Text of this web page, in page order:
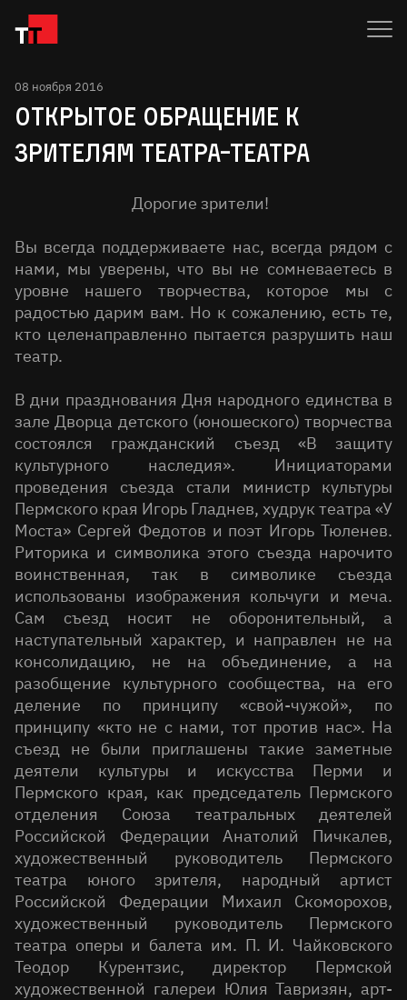
08 ноября 2016
Открытое обращение к
зрителям Театра-Театра
Дорогие зрители!
Вы всегда поддерживаете нас, всегда рядом с
нами, мы уверены, что вы не сомневаетесь в
уровне нашего творчества, которое мы с
радостью дарим вам. Но к сожалению, есть те,
кто целенаправленно пытается разрушить наш
театр.
В дни празднования Дня народного единства в
зале Дворца детского (юношеского) творчества
состоялся гражданский съезд «В защиту
культурного наследия». Инициаторами
проведения съезда стали министр культуры
Пермского края Игорь Гладнев, худрук театра «У
Моста» Сергей Федотов и поэт Игорь Тюленев.
Риторика и символика этого съезда нарочито
воинственная, так в символике съезда
использованы изображения кольчуги и меча.
Сам съезд носит не оборонительный, а
наступательный характер, и направлен не на
консолидацию, не на объединение, а на
разобщение культурного сообщества, на его
деление по принципу «свой-чужой», по
принципу «кто не с нами, тот против нас». На
съезд не были приглашены такие заметные
деятели культуры и искусства Перми и
Пермского края, как председатель Пермского
отделения Союза театральных деятелей
Российской Федерации Анатолий Пичкалев,
художественный руководитель Пермского
театра юного зрителя, народный артист
Российской Федерации Михаил Скоморохов,
художественный руководитель Пермского
театра оперы и балета им. П. И. Чайковского
Теодор Курентзис, директор Пермской
художественной галереи Юлия Тавризян, арт-